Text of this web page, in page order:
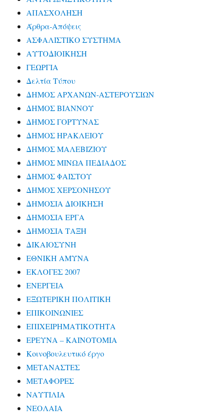
ΑΠΑΣΧΟΛΗΣΗ
Άρθρα-Απόψεις
ΑΣΦΑΛΙΣΤΙΚΟ ΣΥΣΤΗΜΑ
ΑΥΤΟΔΙΟΙΚΗΣΗ
ΓΕΩΡΓΙΑ
Δελτία Τύπου
ΔΗΜΟΣ ΑΡΧΑΝΩΝ-ΑΣΤΕΡΟΥΣΙΩΝ
ΔΗΜΟΣ ΒΙΑΝΝΟΥ
ΔΗΜΟΣ ΓΟΡΤΥΝΑΣ
ΔΗΜΟΣ ΗΡΑΚΛΕΙΟΥ
ΔΗΜΟΣ ΜΑΛΕΒΙΖΙΟΥ
ΔΗΜΟΣ ΜΙΝΩΑ ΠΕΔΙΑΔΟΣ
ΔΗΜΟΣ ΦΑΙΣΤΟΥ
ΔΗΜΟΣ ΧΕΡΣΟΝΗΣΟΥ
ΔΗΜΟΣΙΑ ΔΙΟΙΚΗΣΗ
ΔΗΜΟΣΙΑ ΕΡΓΑ
ΔΗΜΟΣΙΑ ΤΑΞΗ
ΔΙΚΑΙΟΣΥΝΗ
ΕΘΝΙΚΗ ΑΜΥΝΑ
ΕΚΛΟΓΕΣ 2007
ΕΝΕΡΓΕΙΑ
ΕΞΩΤΕΡΙΚΗ ΠΟΛΙΤΙΚΗ
ΕΠΙΚΟΙΝΩΝΙΕΣ
ΕΠΙΧΕΙΡΗΜΑΤΙΚΟΤΗΤΑ
ΕΡΕΥΝΑ – ΚΑΙΝΟΤΟΜΙΑ
Κοινοβουλευτικό έργο
ΜΕΤΑΝΑΣΤΕΣ
ΜΕΤΑΦΟΡΕΣ
ΝΑΥΤΙΛΙΑ
ΝΕΟΛΑΙΑ